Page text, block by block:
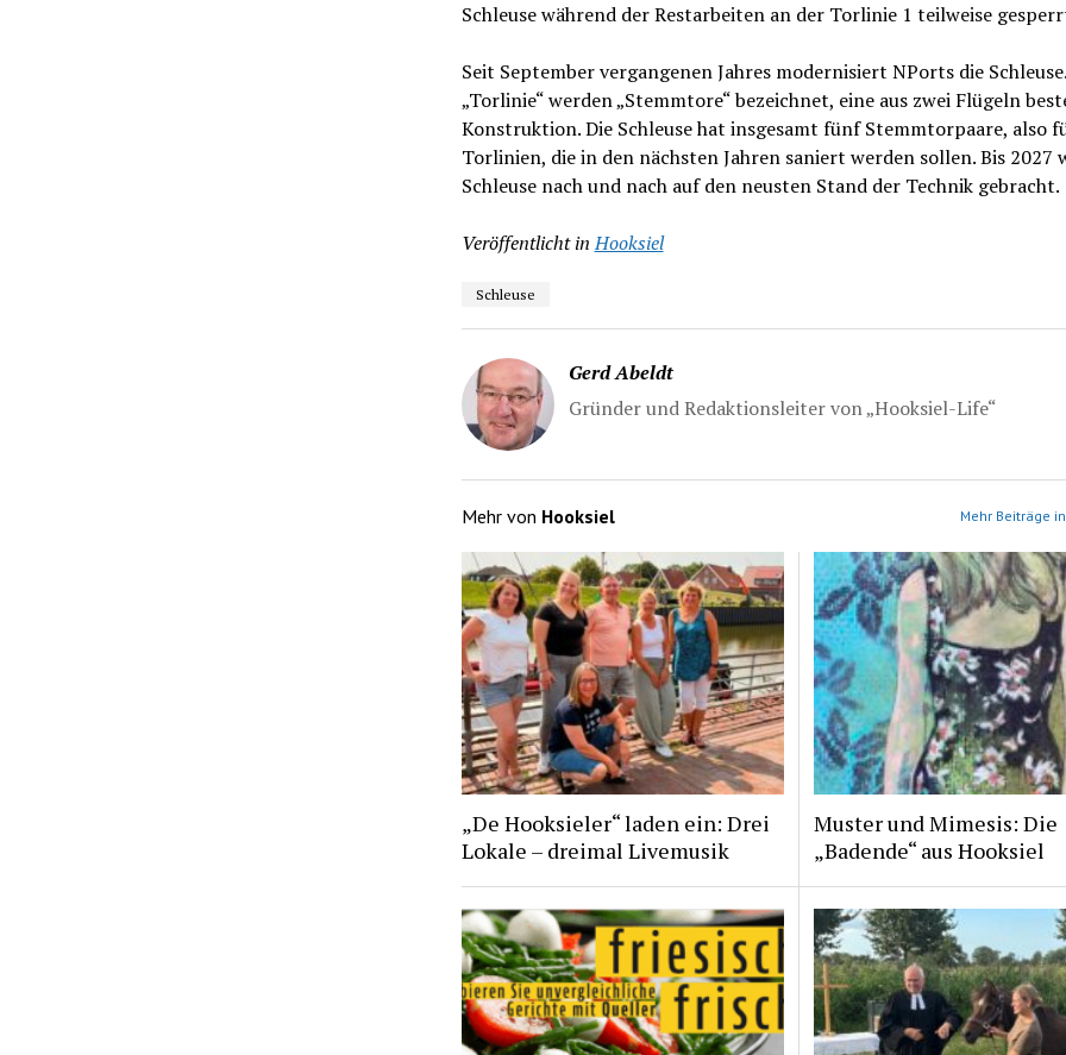
Schleuse während der Restarbeiten an der Torlinie 1 teilweise
Seit September vergangenen Jahres modernisiert NPorts die
„Torlinie“ werden „Stemmtore“ bezeichnet, eine aus zwei Flügeln
Konstruktion. Die Schleuse hat insgesamt fünf Stemmtorpaare, also
Torlinien, die in den nächsten Jahren saniert werden sollen. Bis 2027
Schleuse nach und nach auf den neusten Stand der Technik gebracht.
Veröffentlicht in Hooksiel
Schleuse
Gerd Abeldt
Gründer und Redaktionsleiter von „Hooksiel-Life“
Mehr von Hooksiel Mehr Beiträge
„De Hooksieler“ laden ein: Drei
Lokale – dreimal Livemusik
Muster und Mimesis: Die
„Badende“ aus Hooksiel